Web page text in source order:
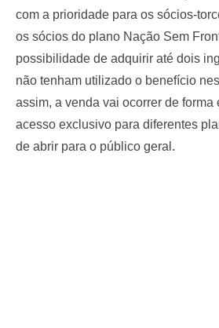
com a prioridade para os sócios-
os sócios do plano Nação Sem
possibilidade de adquirir até dois
não tenham utilizado o benefício
assim, a venda vai ocorrer de forma
acesso exclusivo para diferentes
de abrir para o público geral.